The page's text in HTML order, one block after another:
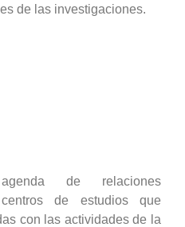
de las investigaciones.
de relaciones
de estudios que
con las actividades de la